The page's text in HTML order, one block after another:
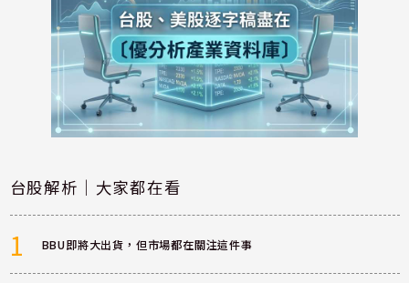
台股解析｜大家都在看
1 BBU即將大出貨，但市場都在關注這件事